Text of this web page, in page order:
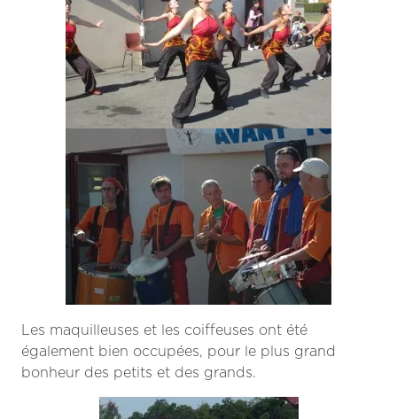
Les maquilleuses et les coiffeuses ont été
également bien occupées, pour le plus grand
bonheur des petits et des grands.